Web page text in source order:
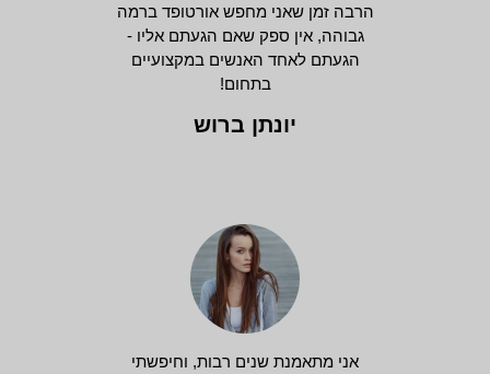
הרבה זמן שאני מחפש אורטופד ברמה
גבוהה, אין ספק שאם הגעתם אליו -
הגעתם לאחד האנשים במקצועיים
בתחום!
יונתן ברוש
אני מתאמנת שנים רבות, וחיפשתי